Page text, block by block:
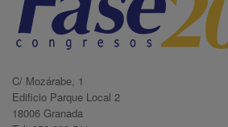
C/ Mozárabe, 1
Edificio Parque Local 2
18006 Granada